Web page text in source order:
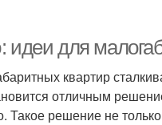
идеи для
квартир
отличным
решение не